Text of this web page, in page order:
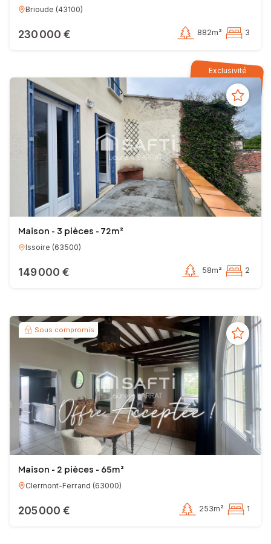
Brioude (43100)
230 000 € 882m² 3
Exclusivité
Maison - 3 pièces - 72m²
Issoire (63500)
149 000 € 58m² 2
Sous compromis
Maison - 2 pièces - 65m²
Clermont-Ferrand (63000)
205 000 € 253m² 1